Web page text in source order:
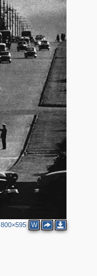
800×595 W